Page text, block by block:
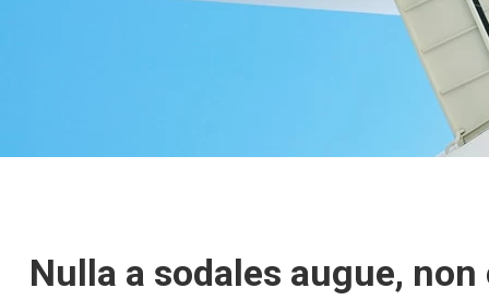
Nulla a sodales augue,